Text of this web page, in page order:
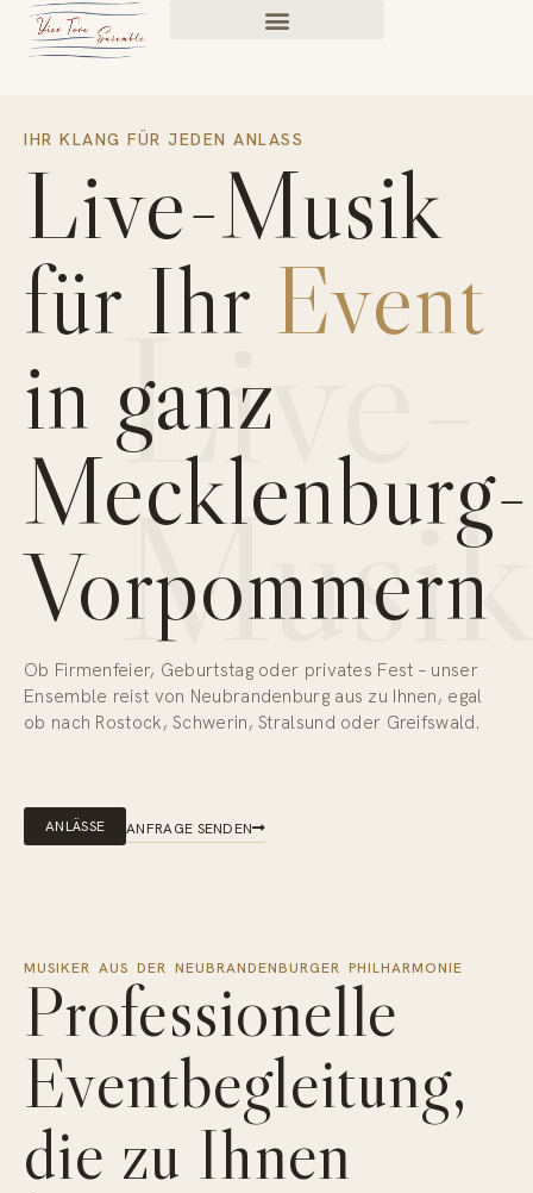
Live-
IHR KLANG FÜR JEDEN ANLASS
Live-Musik
für Ihr Event
in ganz
Mecklenburg-
Vorpommern
Ob Firmenfeier, Geburtstag oder privates Fest – unser
Ensemble reist von Neubrandenburg aus zu Ihnen, egal
ob nach Rostock, Schwerin, Stralsund oder Greifswald.
ANLÄSSE ANFRAGE SENDEN
MUSIKER AUS DER NEUBRANDENBURGER PHILHARMONIE
Professionelle
Eventbegleitung,
die zu Ihnen